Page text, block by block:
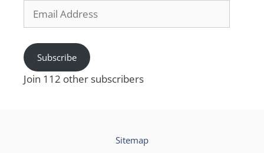
Address
Subscribe
Join 112 other subscribers
Sitemap